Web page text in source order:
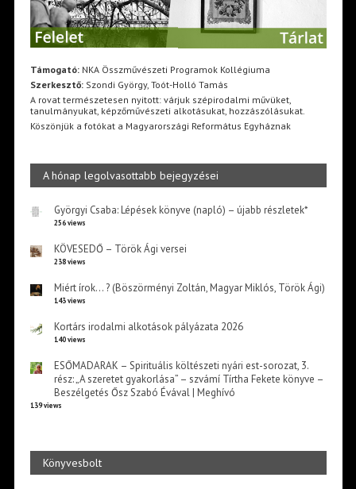
Támogató:NKA Összművészeti Programok Kollégiuma
Szerkesztő:Szondi György, Toót-Holló Tamás
A rovat természetesen nyitott: várjuk szépirodalmi művüket,
tanulmányukat, képzőművészeti alkotásukat, hozzászólásukat.
Köszönjük a fotókat a Magyarországi Református Egyháznak
A hónap legolvasottabb bejegyzései
Györgyi Csaba: Lépések könyve (napló) – újabb részletek*
256 views
KÖVESEDŐ – Török Ági versei
238 views
Miért írok… ? (Böszörményi Zoltán, Magyar Miklós, Török Ági)
143 views
Kortárs irodalmi alkotások pályázata 2026
140 views
ESŐMADARAK – Spirituális költészeti nyári est-sorozat, 3.
rész: „A szeretet gyakorlása” – szvámí Tírtha Fekete könyve –
Beszélgetés Ősz Szabó Évával | Meghívó
139 views
Könyvesbolt